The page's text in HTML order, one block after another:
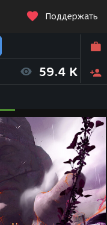
Поддержать
59.4 K